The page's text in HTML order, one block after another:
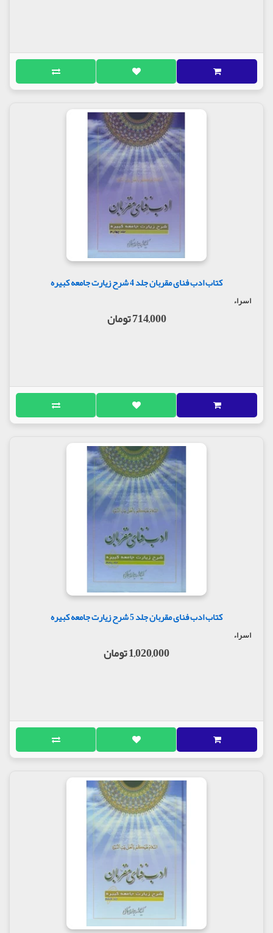
کتاب ادب فنای مقربان جلد 4 شرح زیارت جامعه کبیره
اسراء
714,000 تومان
کتاب ادب فنای مقربان جلد 5 شرح زیارت جامعه کبیره
اسراء
1,020,000 تومان